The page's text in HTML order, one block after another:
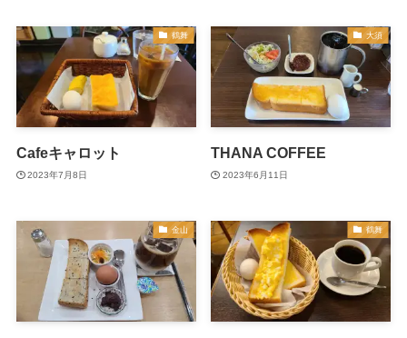
鶴舞
Cafeキャロット
2023年7月8日
大須
THANA COFFEE
2023年6月11日
金山 鶴舞